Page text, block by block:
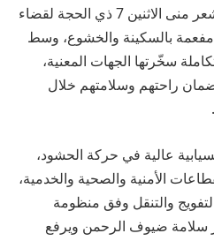
واكتمل وصول الحجيج إلى مشعر منى الاثنين 7 ذي الحجة لقضاء
مفعمة بالسكينة والخشوع، وسط
سخّرتها الجهات المعنية،
راحتهم وسلامتهم خلال
عالية في حركة الحشود،
الأمنية والصحية والخدمية،
والتنقل وفق منظومة
سلامة ضيوف الرحمن ويرفع